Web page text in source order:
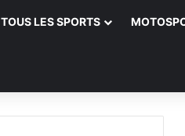
TOUS LES SPORTS